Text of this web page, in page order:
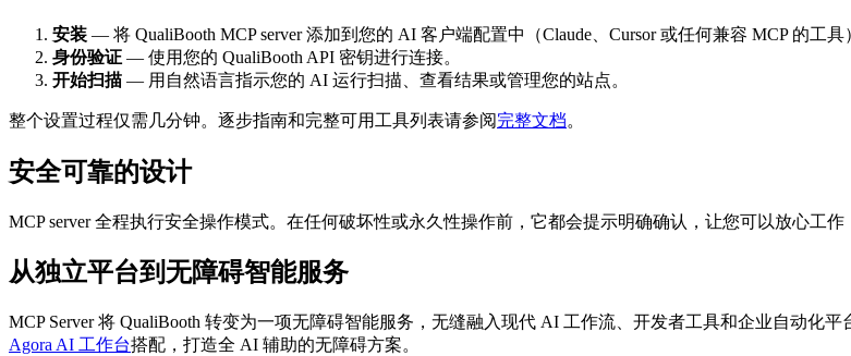
安装 — 将 QualiBooth MCP server 添加到您的 AI 客户端配置中（Claude、Cursor 或任何兼容 MCP 的工具
身份验证 — 使用您的 QualiBooth API 密钥进行连接。
开始扫描 — 用自然语言指示您的 AI 运行扫描、查看结果或管理您的站点。
整个设置过程仅需几分钟。逐步指南和完整可用工具列表请参阅完整文档。
安全可靠的设计
MCP server 全程执行安全操作模式。在任何破坏性或永久性操作前，它都会提示明确确认，让您可以放心工
从独立平台到无障碍智能服务
MCP Server 将 QualiBooth 转变为一项无障碍智能服务，无缝融入现代 AI 工作流、开发者工具和企业自动化平
Agora AI 工作台搭配，打造全 AI 辅助的无障碍方案。